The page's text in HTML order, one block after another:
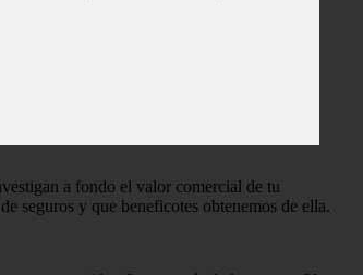
a fondo el valor comercial de tu
seguros y que beneficotes obtenemos de ella.